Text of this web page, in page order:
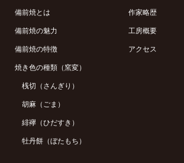
備前焼とは
備前焼の魅力
備前焼の特徴
焼き色の種類（窯変）
桟切（さんぎり）
胡麻（ごま）
緋襷（ひだすき）
牡丹餅（ぼたもち）
作家略歴
工房概要
アクセス